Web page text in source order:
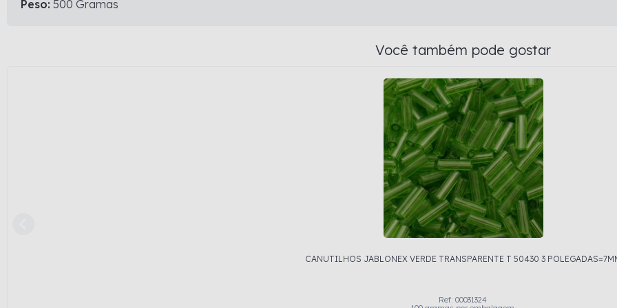
Peso: 500 Gramas
Você também pode gostar
CANUTILHOS JABLONEX VERDE TRANSPARENTE T 50430 3
Ref: 00031324